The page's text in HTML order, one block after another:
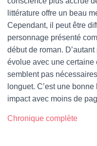
littérature offre un beau
Cependant, il peut être
personnage présenté
début de roman.
évolue avec une
semblent pas
longuet. C’est une
impact avec moins de
Chronique complète